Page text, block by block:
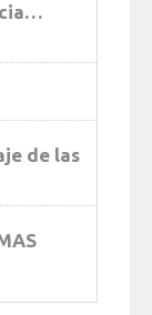
de las